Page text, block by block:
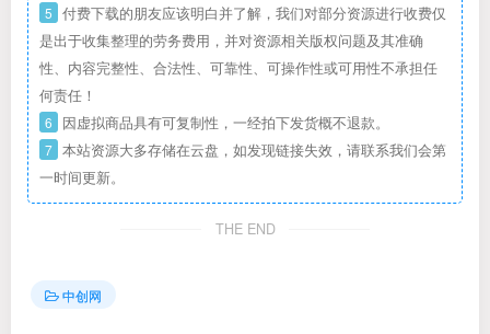
5 付费下载的朋友应该明白并了解，我们对部分资源进行收费仅
是出于收集整理的劳务费用，并对资源相关版权问题及其准确
性、内容完整性、合法性、可靠性、可操作性或可用性不承担任
何责任！
6 因虚拟商品具有可复制性，一经拍下发货概不退款。
7 本站资源大多存储在云盘，如发现链接失效，请联系我们会第
一时间更新。
THE END
中创网